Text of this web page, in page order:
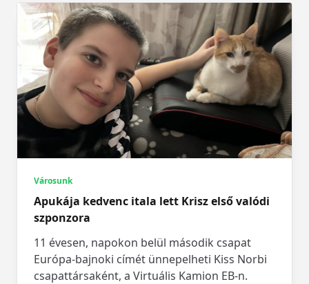
Városunk
Apukája kedvenc itala lett Krisz első valódi
szponzora
11 évesen, napokon belül második csapat
Európa-bajnoki címét ünnepelheti Kiss Norbi
csapattársaként, a Virtuális Kamion EB-n.